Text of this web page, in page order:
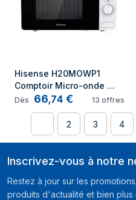
Hisense H20MOWP1
Comptoir Micro-onde
simple 20 L 700 W Blanc
Dès 66,74 € 13 offres
2 3 4
Inscrivez-vous à notre
Restez à jour sur les
produits d'actualité et bien plus